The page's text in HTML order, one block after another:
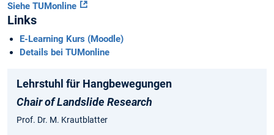
Siehe TUMonline
Links
E-Learning Kurs (Moodle)
Details bei TUMonline
Lehrstuhl für Hangbewegungen
Chair of Landslide Research
Prof. Dr. M. Krautblatter